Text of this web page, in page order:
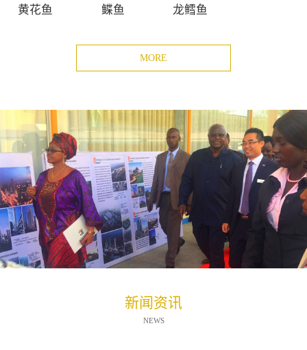
黄花鱼 鲽鱼 龙鳕鱼
MORE
新闻资讯
NEWS